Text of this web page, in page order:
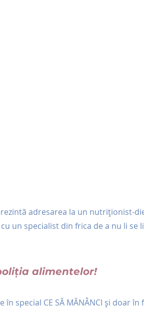
adresarea la un nutriționist-
un specialist din frica de a nu li
alimentelor!
special CE SĂ MĂNÂNCI și doar în